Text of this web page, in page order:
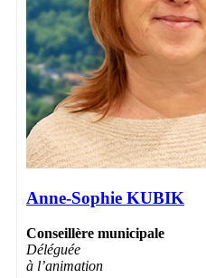
Anne-Sophie KUBIK
Conseillère municipale
Déléguée
à l’animation